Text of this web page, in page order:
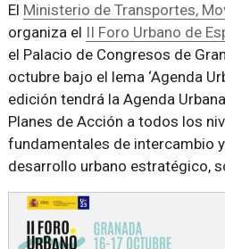
El Ministerio de Transportes,
organiza el II Foro Urbano de
el Palacio de Congresos de
octubre bajo el lema ‘Agenda
edición tendrá la Agenda
Planes de Acción a todos los
fundamentales de intercambio
desarrollo urbano estratégico,